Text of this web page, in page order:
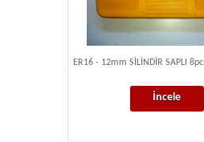
ER16 - 12mm SİLİNDİR SAPLI
İncele